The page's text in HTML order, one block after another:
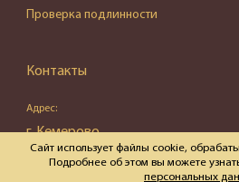
Проверка подлинности
Контакты
Адрес:
г. Кемерово,
ул. Весенняя, д. 16, пом. 87
Сайт использует файлы cookie,
Подробнее об этом вы можете
персональных